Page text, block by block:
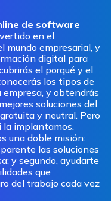
de software
en el
mundo empresarial, y
digital para
el porqué y el
los tipos de
y obtendrás
soluciones del
y neutral. Pero
la implantamos.
una doble misión:
las soluciones
y segundo, ayudarte
que
del trabajo cada vez